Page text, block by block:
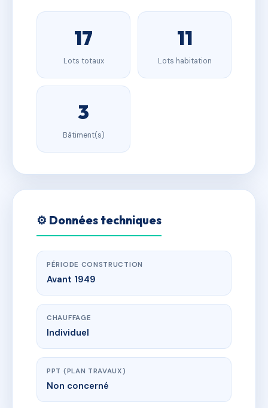
17
Lots totaux
11
Lots habitation
3
Bâtiment(s)
⚙️ Données techniques
PÉRIODE CONSTRUCTION
Avant 1949
CHAUFFAGE
Individuel
PPT (PLAN TRAVAUX)
Non concerné